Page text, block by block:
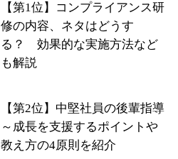
【第1位】コンプライアンス研
修の内容、ネタはどうす
る？ 効果的な実施方法など
も解説
【第2位】中堅社員の後輩指導
～成長を支援するポイントや
教え方の4原則を紹介